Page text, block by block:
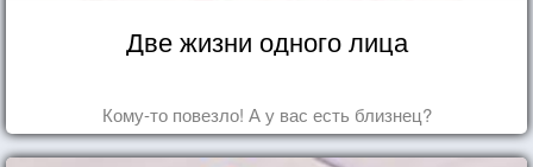
Две жизни одного лица
Кому-то повезло! А у вас есть близнец?